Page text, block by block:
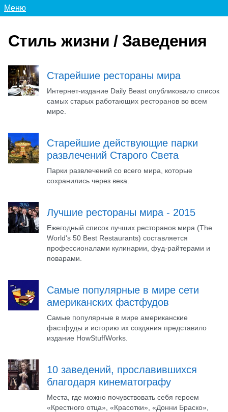
Меню
Стиль жизни / Заведения
Старейшие рестораны мира
Интернет-издание Daily Beast опубликовало список
самых старых работающих ресторанов во всем
мире.
Старейшие действующие парки
развлечений Старого Света
Парки развлечений со всего мира, которые
сохранились через века.
Лучшие рестораны мира - 2015
Ежегодный список лучших ресторанов мира (The
World's 50 Best Restaurants) составляется
профессионалами кулинарии, фуд-райтерами и
поварами.
Самые популярные в мире сети
американских фастфудов
Самые популярные в мире американские
фастфуды и историю их создания представило
издание HowStuffWorks.
10 заведений, прославившихся
благодаря кинематографу
Места, где можно почувствовать себя героем
«Крестного отца», «Красотки», «Донни Браско»,